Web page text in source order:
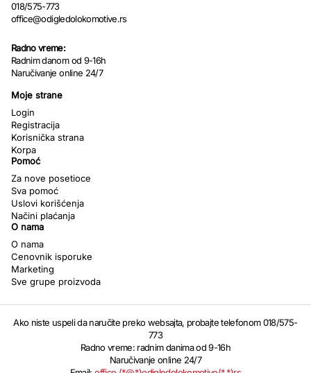
018/575-773
office@odigledolokomotive.rs
Radno vreme:
Radnim danom od 9-16h
Naručivanje online 24/7
Moje strane
Login
Registracija
Korisnička strana
Korpa
Pomoć
Za nove posetioce
Sva pomoć
Uslovi korišćenja
Načini plaćanja
O nama
O nama
Cenovnik isporuke
Marketing
Sve grupe proizvoda
Ako niste uspeli da naručite preko websajta, probajte telefonom 018/575-
773
Radno vreme: radnim danima od 9-16h
Naručivanje online 24/7